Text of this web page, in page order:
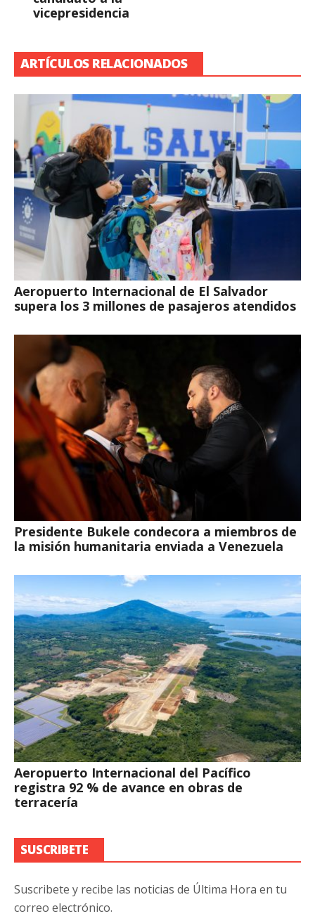
vicepresidencia
ARTÍCULOS RELACIONADOS
Aeropuerto Internacional de El Salvador
supera los 3 millones de pasajeros atendidos
Presidente Bukele condecora a miembros de
la misión humanitaria enviada a Venezuela
Aeropuerto Internacional del Pacífico
registra 92 % de avance en obras de
terracería
SUSCRIBETE
Suscribete y recibe las noticias de Última Hora en tu
correo electrónico.